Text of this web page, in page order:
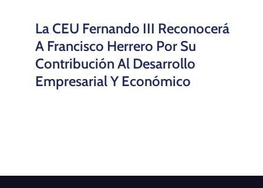
La CEU Fernando III Reconocerá
A Francisco Herrero Por Su
Contribución Al Desarrollo
Empresarial Y Económico